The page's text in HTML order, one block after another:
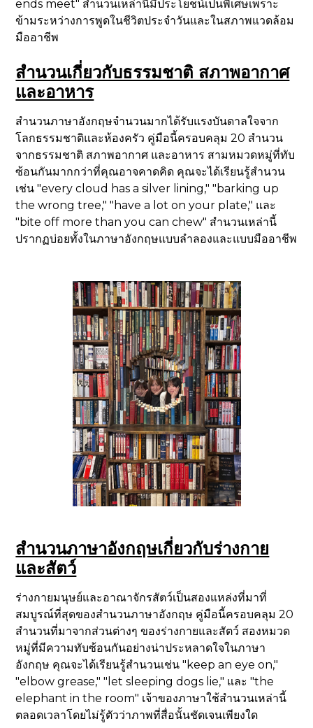
ends meet" สำนวนเหล่านี้มีประโยชน์เป็นพิเศษเพราะ
ข้ามระหว่างการพูดในชีวิตประจำวันและในสภาพแวดล้อม
มืออาชีพ
สำนวนเกี่ยวกับธรรมชาติ สภาพอากาศ
และอาหาร
สำนวนภาษาอังกฤษจำนวนมากได้รับแรงบันดาลใจจาก
โลกธรรมชาติและห้องครัว คู่มือนี้ครอบคลุม 20 สำนวน
จากธรรมชาติ สภาพอากาศ และอาหาร สามหมวดหมู่ที่ทับ
ซ้อนกันมากกว่าที่คุณอาจคาดคิด คุณจะได้เรียนรู้สำนวน
เช่น "every cloud has a silver lining," "barking up
the wrong tree," "have a lot on your plate," และ
"bite off more than you can chew" สำนวนเหล่านี้
ปรากฏบ่อยทั้งในภาษาอังกฤษแบบลำลองและแบบมืออาชีพ
สำนวนภาษาอังกฤษเกี่ยวกับร่างกาย
และสัตว์
ร่างกายมนุษย์และอาณาจักรสัตว์เป็นสองแหล่งที่มาที่
สมบูรณ์ที่สุดของสำนวนภาษาอังกฤษ คู่มือนี้ครอบคลุม 20
สำนวนที่มาจากส่วนต่างๆ ของร่างกายและสัตว์ สองหมวด
หมู่ที่มีความทับซ้อนกันอย่างน่าประหลาดใจในภาษา
อังกฤษ คุณจะได้เรียนรู้สำนวนเช่น "keep an eye on,"
"elbow grease," "let sleeping dogs lie," และ "the
elephant in the room" เจ้าของภาษาใช้สำนวนเหล่านี้
ตลอดเวลาโดยไม่รู้ตัวว่าภาพที่สื่อนั้นชัดเจนเพียงใด